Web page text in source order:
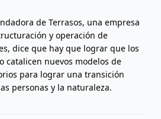
de Terrasos, una empresa
y operación de
dice que hay que lograr que los
catalicen nuevos modelos de
para lograr una transición
personas y la naturaleza.